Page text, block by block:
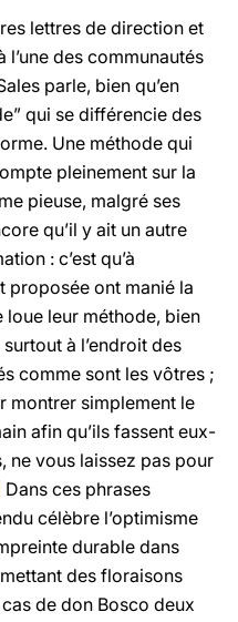
lettres de direction et
l’une des communautés
parle, bien qu’en
qui se différencie des
Une méthode qui
pleinement sur la
pieuse, malgré ses
qu’il y ait un autre
: c’est qu’à
proposée ont manié la
leur méthode, bien
à l’endroit des
comme sont les vôtres ;
montrer simplement le
afin qu’ils fassent eux-
ne vous laissez pas pour
Dans ces phrases
célèbre l’optimisme
durable dans
des floraisons
de don Bosco deux